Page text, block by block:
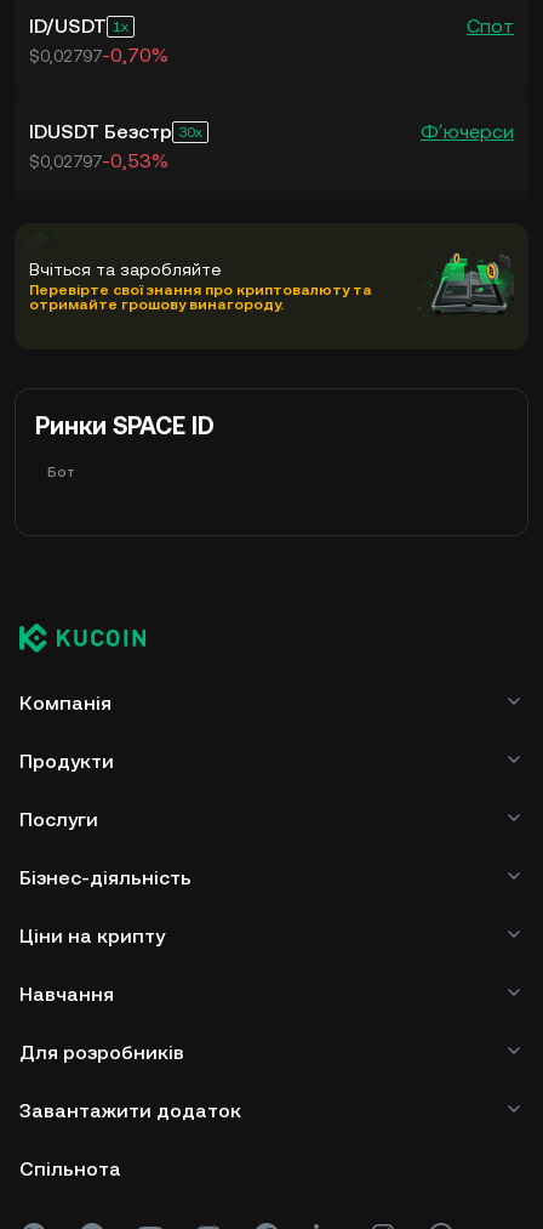
ID/USDT 1 Спот
$0,02797-0,70%
IDUSDT Безстр 30 Фʼючерси
$0,02797-0,53%
Вчіться та заробляйте
Перевірте свої знання про криптовалюту та
отримайте грошову винагороду.
Ринки SPACE ID
Бот
Компанія
Продукти
Послуги
Бізнес-діяльність
Ціни на крипту
Навчання
Для розробників
Завантажити додаток
Спільнота